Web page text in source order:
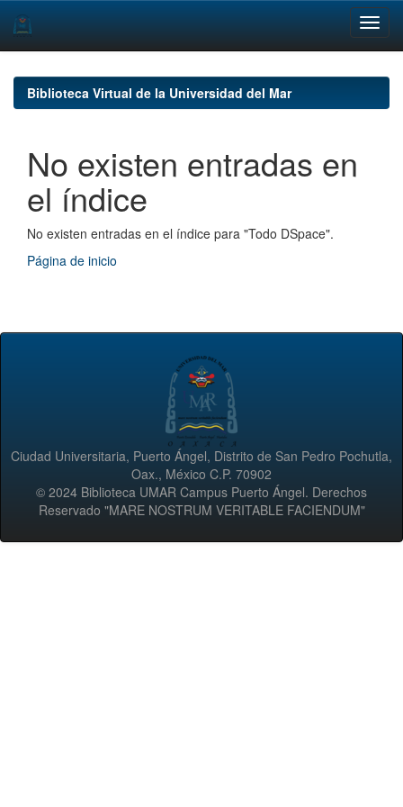
navigationBiblioteca Virtual de la Universidad del Mar
No existen entradas en
el índice
No existen entradas en el índice para "Todo DSpace".
Página de inicio
Ciudad Universitaria, Puerto Ángel, Distrito de San Pedro Pochutla,
Oax., México C.P. 70902
© 2024 Biblioteca UMAR Campus Puerto Ángel. Derechos
Reservado "MARE NOSTRUM VERITABLE FACIENDUM"